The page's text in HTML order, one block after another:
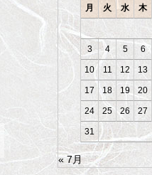
月 火 水 木
3 4 5 6
10 11 12 13
17 18 19 20
24 25 26 27
31
« 7月